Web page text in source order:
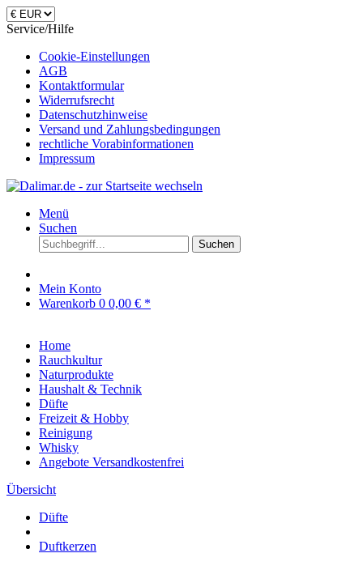
Service/Hilfe
Cookie-Einstellungen
AGB
Kontaktformular
Widerrufsrecht
Datenschutzhinweise
Versand und Zahlungsbedingungen
rechtliche Vorabinformationen
Impressum
Menü
Suchen
Suchen
Mein Konto
Warenkorb 0 0,00 € *
Home
Rauchkultur
Naturprodukte
Haushalt & Technik
Düfte
Freizeit & Hobby
Reinigung
Whisky
Angebote Versandkostenfrei
Übersicht
Düfte
Duftkerzen